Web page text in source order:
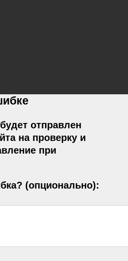
отправлен
на проверку и
при
(опционально):